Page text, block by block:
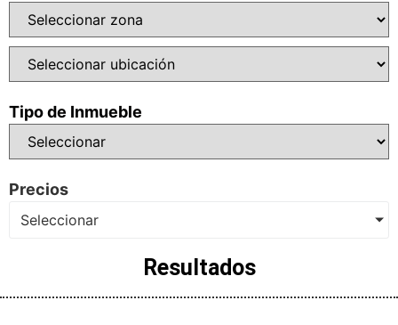
Tipo de Inmueble
Precios
Seleccionar
Resultados